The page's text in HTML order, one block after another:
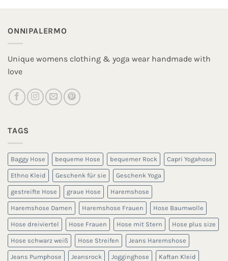
ONNIPALERMO
Unique womens clothing & yoga wear handmade with
love
TAGS
Baggy Hose bequeme Hose bequemer Rock Capri Yogahose
Ethno Kleid Geschenk für sie Geschenk Yoga
gestreifte Hose graue Hose Haremshose
Haremshose Damen Haremshose Frauen Hose Baumwolle
Hose dreiviertel Hose Frauen Hose mit Stern Hose plus size
Hose schwarz weiß Hose Streifen Jeans Haremshose
Jeans Pumphose Jeansrock Jogginghose Kaftan Kleid